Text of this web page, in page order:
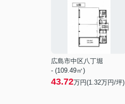
広島市中区八丁堀
- (109.49㎡)
43.72万円(1.32万円/坪)